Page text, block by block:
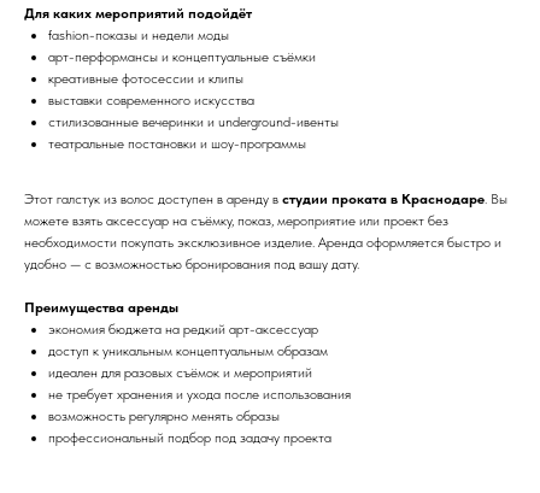
Для каких мероприятий подойдёт
fashion-показы и недели моды
арт-перформансы и концептуальные съёмки
креативные фотосессии и клипы
выставки современного искусства
стилизованные вечеринки и underground-ивенты
театральные постановки и шоу-программы
Этот галстук из волос доступен в аренду в студии проката в Краснодаре. Вы
можете взять аксессуар на съёмку, показ, мероприятие или проект без
необходимости покупать эксклюзивное изделие. Аренда оформляется быстро и
удобно — с возможностью бронирования под вашу дату.
Преимущества аренды
экономия бюджета на редкий арт-аксессуар
доступ к уникальным концептуальным образам
идеален для разовых съёмок и мероприятий
не требует хранения и ухода после использования
возможность регулярно менять образы
профессиональный подбор под задачу проекта